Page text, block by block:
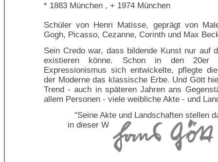
* 1883 München , + 1974 München
Schüler von Henri Matisse, geprägt von
Gogh, Picasso, Cezanne, Corinth und Max
Sein Credo war, dass bildende Kunst nur auf
existieren könne. Schon in den 20er
Expressionismus sich entwickelte, pflegte
der Moderne das klassische Erbe. Und Gött
Trend - auch in späteren Jahren ans
allem Personen - viele weibliche Akte - und
"Seine Akte und Landschaften stellen
in dieser Welt dar, die Ideen des